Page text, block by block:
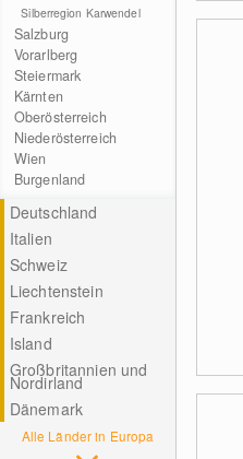
Silberregion Karwendel
Salzburg
Vorarlberg
Steiermark
Kärnten
Oberösterreich
Niederösterreich
Wien
Burgenland
Deutschland
Italien
Schweiz
Liechtenstein
Frankreich
Island
Großbritannien und
Nordirland
Dänemark
Alle Länder in Europa